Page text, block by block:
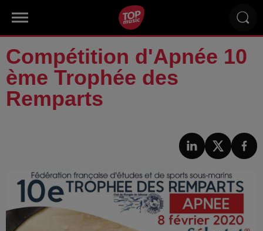
Compétition d'Apnée 10
ème Trophée des
Remparts